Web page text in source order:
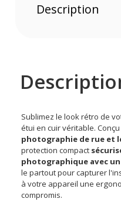
Description
Sublimez le look rétro de
étui en cuir véritable.
photographie de rue et
protection compact
photographique avec
le partout pour capturer
à votre appareil une
compromis.